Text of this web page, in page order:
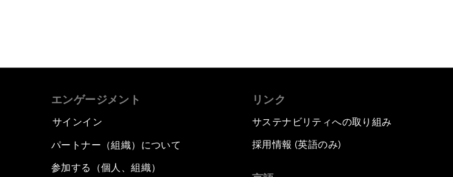
エンゲージメント
サインイン
パートナー（組織）について
参加する（個人、組織）
リンク
サステナビリティへの取り組み
採用情報 (英語のみ)